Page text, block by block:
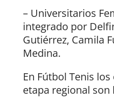
– Universitarios
integrado por
Gutiérrez, Camila
Medina.
En Fútbol Tenis
etapa regional son